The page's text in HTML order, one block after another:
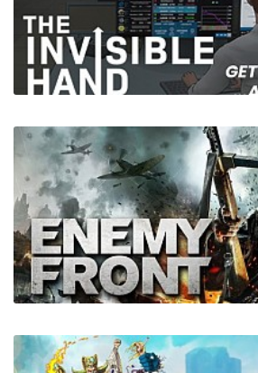
Braveland Wizard
The Invisible Hand